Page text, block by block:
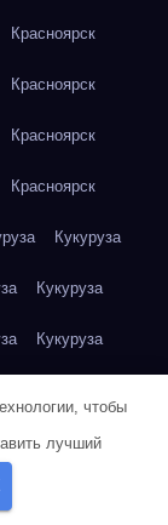
Красноярск
Красноярск
Красноярск
Красноярск
Кукуруза
Кукуруза
Кукуруза
грудка
грудка
чтобы
лучший